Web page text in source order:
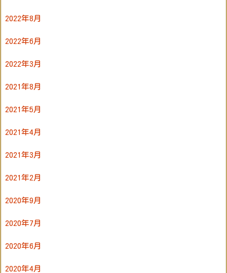
2022年8月
2022年6月
2022年3月
2021年8月
2021年5月
2021年4月
2021年3月
2021年2月
2020年9月
2020年7月
2020年6月
2020年4月